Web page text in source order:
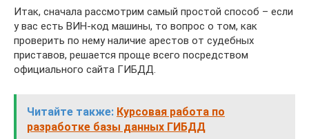
Итак, сначала рассмотрим самый простой способ – если
у вас есть ВИН-код машины, то вопрос о том, как
проверить по нему наличие арестов от судебных
приставов, решается проще всего посредством
официального сайта ГИБДД.
Читайте также: Курсовая работа по
разработке базы данных ГИБДД